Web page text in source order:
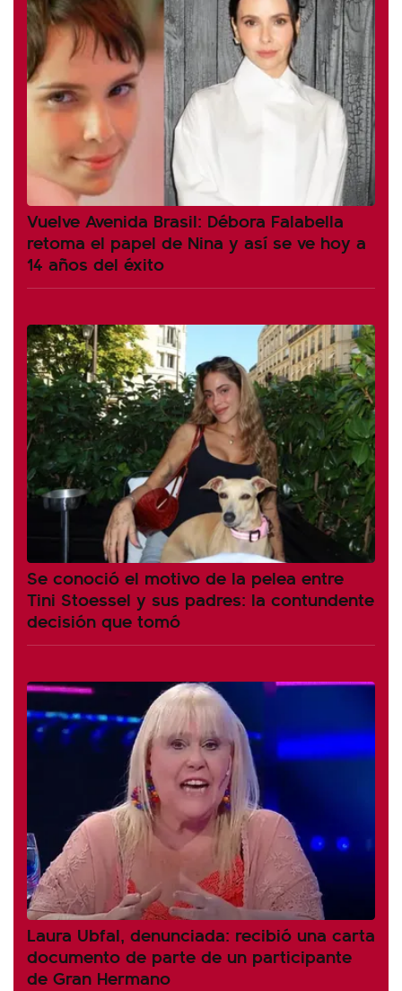
Vuelve Avenida Brasil: Débora Falabella
retoma el papel de Nina y así se ve hoy a
14 años del éxito
Se conoció el motivo de la pelea entre
Tini Stoessel y sus padres: la contundente
decisión que tomó
Laura Ubfal, denunciada: recibió una carta
documento de parte de un participante
de Gran Hermano